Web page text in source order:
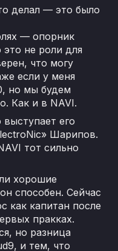
делал — это было
— опорник
не роли для
что могу
если у меня
но мы будем
Как и в NAVI.
его
Шарипов.
тот сильно
хорошие
способен. Сейчас
как капитан после
пракках.
но разница
и тем, что